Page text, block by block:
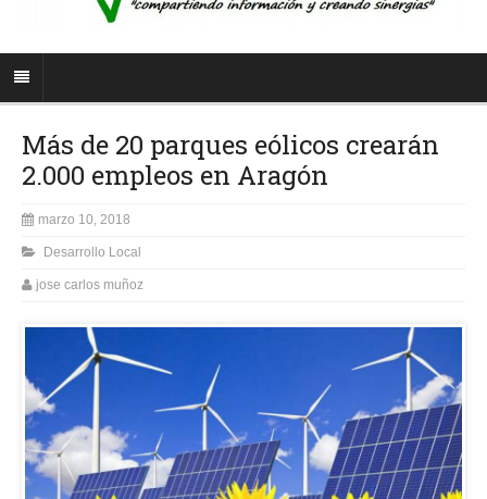
Más de 20 parques eólicos crearán
2.000 empleos en Aragón
marzo 10, 2018
Desarrollo Local
jose carlos muñoz